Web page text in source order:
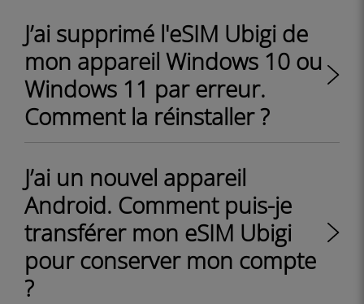
J’ai supprimé l'eSIM Ubigi de
mon appareil Windows 10 ou
Windows 11 par erreur.
Comment la réinstaller ?
J’ai un nouvel appareil
Android. Comment puis-je
transférer mon eSIM Ubigi
pour conserver mon compte
?